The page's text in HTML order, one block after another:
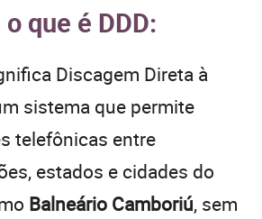
que é DDD:
Discagem Direta à
sistema que permite
telefônicas entre
estados e cidades do
Balneário Camboriú, sem